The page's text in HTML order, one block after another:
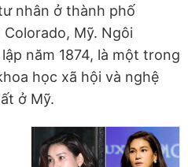
nhân ở thành phố
Mỹ. Ngôi
năm 1874, là một trong
học xã hội và nghệ
ở Mỹ.